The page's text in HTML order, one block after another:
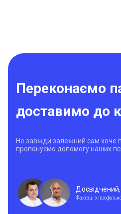
Переконаємо
доставимо до
Не завжди залежний сам хоче
пропонуємо допомогу наших
Фахівці з